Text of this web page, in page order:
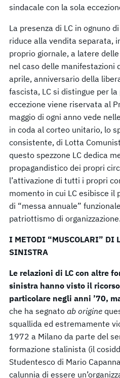
sindacale con la sola
La presenza di LC in ognuno
riduce alla vendita separata,
proprio giornale, a latere
nel caso delle manifestazioni
aprile, anniversario della
fascista, LC si distingue per la
eccezione viene riservata al
maggio di ogni anno vede
in coda al corteo unitario, lo
consistente, di Lotta
questo spezzone LC dedica
propagandistico dei propri
l’attivazione di tutti i propri
momento in cui LC esibisce
di “messa annuale”
patriottismo di organizzazione.
I METODI “MUSCOLARI” DI
SINISTRA
Le relazioni di LC con altre
sinistra hanno visto il
particolare negli anni ’70,
che ha segnato ab origine
squallida ed estremamente
1972 a Milano da parte del
formazione stalinista (il
Studentesco di Mario
calunnia di essere